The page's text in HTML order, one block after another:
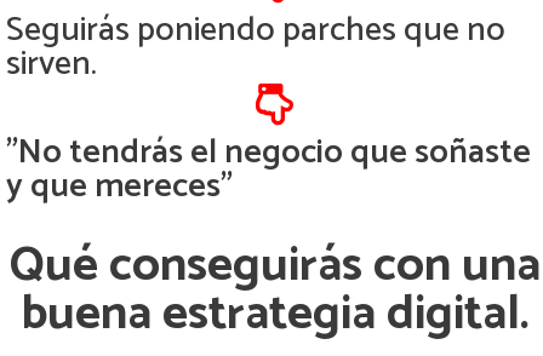
Seguirás poniendo parches que no
sirven.
"No tendrás el negocio que soñaste
y que mereces"
Qué conseguirás con una
buena estrategia digital.